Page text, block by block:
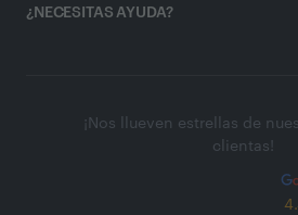
¿NECESITAS AYUDA?
¡Nos llueven estrellas de
clientas!